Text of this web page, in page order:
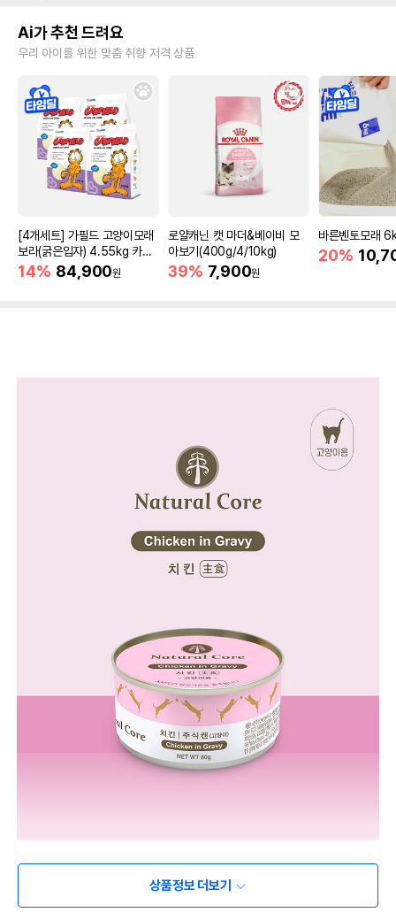
Ai가 추천 드려요
우리 아이를 위한 맞춤 취향 저격 상품
[4개세트] 가필드 고양이모래
보라(굵은입자) 4.55kg 카사
바모래
14% 84,900원
로얄캐닌 캣 마더&베이비 모
아보기(400g/4/10kg)
39% 7,900원
바른벤토모래
20%
상품정보 더보기